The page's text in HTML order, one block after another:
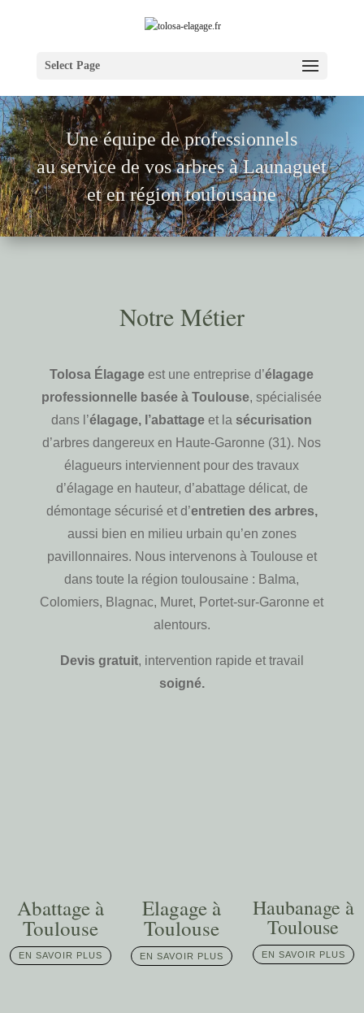
Select Page
Une équipe de professionnels
au service de vos arbres à Launaguet
et en région toulousaine
Notre Métier
Tolosa Élagage est une entreprise d’élagage
professionnelle basée à Toulouse, spécialisée
dans l’élagage, l’abattage et la sécurisation
d’arbres dangereux en Haute-Garonne (31). Nos
élagueurs interviennent pour des travaux
d’élagage en hauteur, d’abattage délicat, de
démontage sécurisé et d’entretien des arbres,
aussi bien en milieu urbain qu’en zones
pavillonnaires. Nous intervenons à Toulouse et
dans toute la région toulousaine : Balma,
Colomiers, Blagnac, Muret, Portet-sur-Garonne et
alentours.
Devis gratuit, intervention rapide et travail
soigné.
Abattage à
Toulouse
EN SAVOIR PLUS
Elagage à
Toulouse
EN SAVOIR PLUS
Haubanage à
Toulouse
EN SAVOIR PLUS